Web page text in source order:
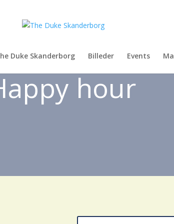
Duke Skanderborg Billeder Events
hour